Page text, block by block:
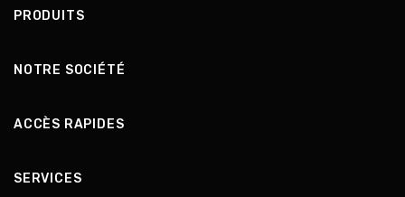
PRODUITS
NOTRE SOCIÉTÉ
ACCÈS RAPIDES
SERVICES